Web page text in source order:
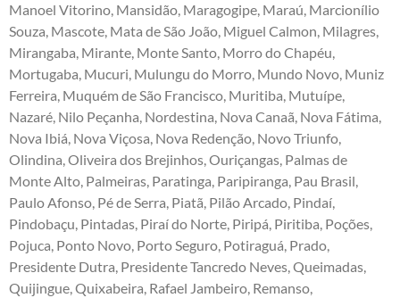
Manoel Vitorino, Mansidão, Maragogipe, Maraú, Marcionílio
Souza, Mascote, Mata de São João, Miguel Calmon, Milagres,
Mirangaba, Mirante, Monte Santo, Morro do Chapéu,
Mortugaba, Mucuri, Mulungu do Morro, Mundo Novo, Muniz
Ferreira, Muquém de São Francisco, Muritiba, Mutuípe,
Nazaré, Nilo Peçanha, Nordestina, Nova Canaã, Nova Fátima,
Nova Ibiá, Nova Viçosa, Nova Redenção, Novo Triunfo,
Olindina, Oliveira dos Brejinhos, Ouriçangas, Palmas de
Monte Alto, Palmeiras, Paratinga, Paripiranga, Pau Brasil,
Paulo Afonso, Pé de Serra, Piatã, Pilão Arcado, Pindaí,
Pindobaçu, Pintadas, Piraí do Norte, Piripá, Piritiba, Poções,
Pojuca, Ponto Novo, Porto Seguro, Potiraguá, Prado,
Presidente Dutra, Presidente Tancredo Neves, Queimadas,
Quijingue, Quixabeira, Rafael Jambeiro, Remanso,